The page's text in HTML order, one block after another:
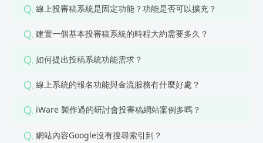
Q. 線上投審稿系統是固定功能？功能是否可以擴充？
Q. 建置一個基本投審稿系統的時程大約需要多久？
Q. 如何提出投稿系統功能需求？
Q. 線上系統的報名功能與金流服務有什麼好處？
Q. iWare 製作過的研討會投審稿網站案例多嗎？
Q. 網站內容Google沒有搜尋索引到？